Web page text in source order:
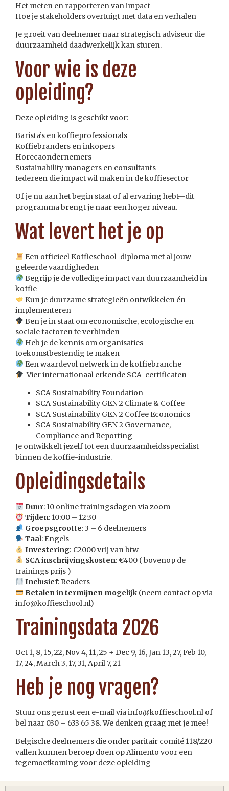
Het meten en rapporteren van impact
Hoe je stakeholders overtuigt met data en verhalen
Je groeit van deelnemer naar strategisch adviseur die
duurzaamheid daadwerkelijk kan sturen.
Voor wie is deze
opleiding?
Deze opleiding is geschikt voor:
Barista’s en koffieprofessionals
Koffiebranders en inkopers
Horecaondernemers
Sustainability managers en consultants
Iedereen die impact wil maken in de koffiesector
Of je nu aan het begin staat of al ervaring hebt—dit
programma brengt je naar een hoger niveau.
Wat levert het je op
Een officieel Koffieschool-diploma met al jouw
geleerde vaardigheden
Begrijp je de volledige impact van duurzaamheid in
koffie
Kun je duurzame strategieën ontwikkelen én
implementeren
Ben je in staat om economische, ecologische en
sociale factoren te verbinden
Heb je de kennis om organisaties
toekomstbestendig te maken
Een waardevol netwerk in de koffiebranche
Vier internationaal erkende SCA-certificaten
SCA Sustainability Foundation
SCA Sustainability GEN 2 Climate & Coffee
SCA Sustainability GEN 2 Coffee Economics
SCA Sustainability GEN 2 Governance,
Compliance and Reporting
Je ontwikkelt jezelf tot een duurzaamheidsspecialist
binnen de koffie-industrie.
Opleidingsdetails
Duur: 10 online trainingsdagen via zoom
Tijden: 10:00 – 12:30
Groepsgrootte: 3 – 6 deelnemers
Taal: Engels
Investering: €2000 vrij van btw
SCA inschrijvingskosten: €400 ( bovenop de
trainings prijs )
Inclusief: Readers
Betalen in termijnen mogelijk(neem contact op via
info@koffieschool.nl)
Trainingsdata 2026
Oct 1, 8, 15, 22, Nov 4, 11, 25 + Dec 9, 16, Jan 13, 27, Feb 10,
17, 24, March 3, 17, 31, April 7, 21
Heb je nog vragen?
Stuur ons gerust een e-mail via info@koffieschool.nl of
bel naar 030 – 633 65 38. We denken graag met je mee!
Belgische deelnemers die onder paritair comité 118/220
vallen kunnen beroep doen op Alimento voor een
tegemoetkoming voor deze opleiding